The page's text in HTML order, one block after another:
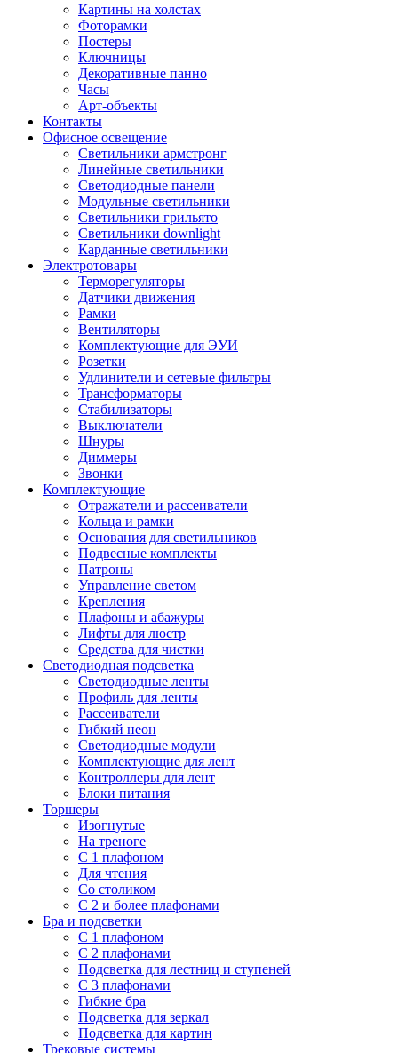
Картины на холстах
Фоторамки
Постеры
Ключницы
Декоративные панно
Часы
Арт-объекты
Контакты
Офисное освещение
Светильники армстронг
Линейные светильники
Светодиодные панели
Модульные светильники
Светильники грильято
Светильники downlight
Карданные светильники
Электротовары
Терморегуляторы
Датчики движения
Рамки
Вентиляторы
Комплектующие для ЭУИ
Розетки
Удлинители и сетевые фильтры
Трансформаторы
Стабилизаторы
Выключатели
Шнуры
Диммеры
Звонки
Комплектующие
Отражатели и рассеиватели
Кольца и рамки
Основания для светильников
Подвесные комплекты
Патроны
Управление светом
Крепления
Плафоны и абажуры
Лифты для люстр
Средства для чистки
Светодиодная подсветка
Светодиодные ленты
Профиль для ленты
Рассеиватели
Гибкий неон
Светодиодные модули
Комплектующие для лент
Контроллеры для лент
Блоки питания
Торшеры
Изогнутые
На треноге
С 1 плафоном
Для чтения
Со столиком
С 2 и более плафонами
Бра и подсветки
С 1 плафоном
С 2 плафонами
Подсветка для лестниц и ступеней
С 3 плафонами
Гибкие бра
Подсветка для зеркал
Подсветка для картин
Трековые системы